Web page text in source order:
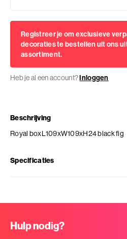
Registreer je om exclusieve
decoraties te bestellen uit ons
assortiment.
Heb je al een account?Inloggen
Beschrijving
Royal boxL109xW109xH24 black fig
Specificaties
Hulp nodig?